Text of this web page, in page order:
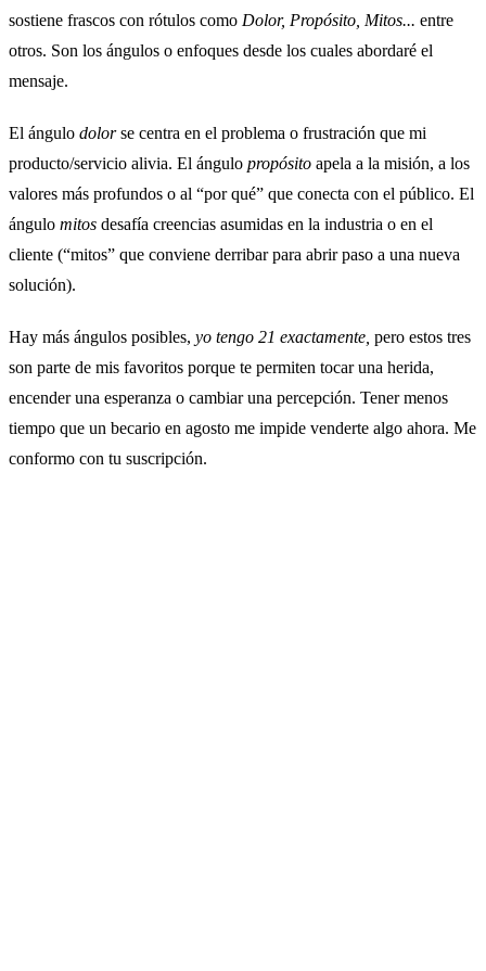
sostiene frascos con rótulos como Dolor, Propósito, Mitos... entre
otros. Son los ángulos o enfoques desde los cuales abordaré el
mensaje.
El ángulo dolorse centra en el problema o frustración que mi
producto/servicio alivia. El ángulo propósito apela a la misión, a los
valores más profundos o al “por qué” que conecta con el público. El
ángulo mitos desafía creencias asumidas en la industria o en el
cliente (“mitos” que conviene derribar para abrir paso a una nueva
solución).
Hay más ángulos posibles, yo tengo 21 exactamente, pero estos tres
son parte de mis favoritos porque te permiten tocar una herida,
encender una esperanza o cambiar una percepción. Tener menos
tiempo que un becario en agosto me impide venderte algo ahora. Me
conformo con tu suscripción.